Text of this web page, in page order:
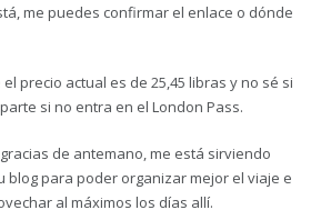
me puedes confirmar el enlace o dónde
precio actual es de 25,45 libras y no sé si
si no entra en el London Pass.
de antemano, me está sirviendo
blog para poder organizar mejor el viaje e
al máximos los días allí.